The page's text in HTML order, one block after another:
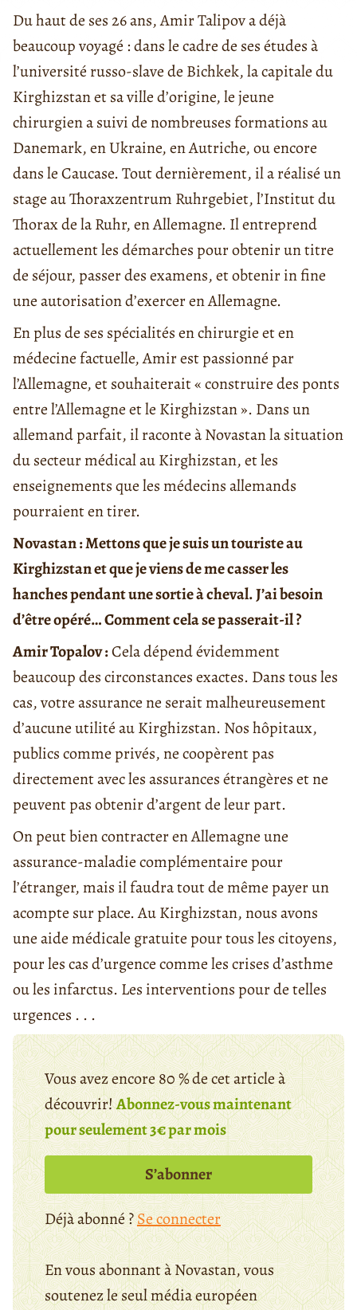
Du haut de ses 26 ans, Amir Talipov a déjà
beaucoup voyagé : dans le cadre de ses études à
l’université russo-slave de Bichkek, la capitale du
Kirghizstan et sa ville d’origine, le jeune
chirurgien a suivi de nombreuses formations au
Danemark, en Ukraine, en Autriche, ou encore
dans le Caucase. Tout dernièrement, il a réalisé un
stage au Thoraxzentrum Ruhrgebiet, l’Institut du
Thorax de la Ruhr, en Allemagne. Il entreprend
actuellement les démarches pour obtenir un titre
de séjour, passer des examens, et obtenir in fine
une autorisation d’exercer en Allemagne.
En plus de ses spécialités en chirurgie et en
médecine factuelle, Amir est passionné par
l’Allemagne, et souhaiterait « construire des ponts
entre l’Allemagne et le Kirghizstan ». Dans un
allemand parfait, il raconte à Novastan la situation
du secteur médical au Kirghizstan, et les
enseignements que les médecins allemands
pourraient en tirer.
Novastan : Mettons que je suis un touriste au
Kirghizstan et que je viens de me casser les
hanches pendant une sortie à cheval. J’ai besoin
d’être opéré… Comment cela se passerait-il ?
Amir Topalov :Cela dépend évidemment
beaucoup des circonstances exactes. Dans tous les
cas, votre assurance ne serait malheureusement
d’aucune utilité au Kirghizstan. Nos hôpitaux,
publics comme privés, ne coopèrent pas
directement avec les assurances étrangères et ne
peuvent pas obtenir d’argent de leur part.
On peut bien contracter en Allemagne une
assurance-maladie complémentaire pour
l’étranger, mais il faudra tout de même payer un
acompte sur place. Au Kirghizstan, nous avons
une aide médicale gratuite pour tous les citoyens,
pour les cas d’urgence comme les crises d’asthme
ou les infarctus. Les interventions pour de telles
urgences . . .
Vous avez encore 80 % de cet article à
découvrir!Abonnez-vous maintenant
pour seulement 3€ par mois
S’abonner
Déjà abonné ?Se connecter
En vous abonnant à Novastan, vous
soutenez le seul média européen